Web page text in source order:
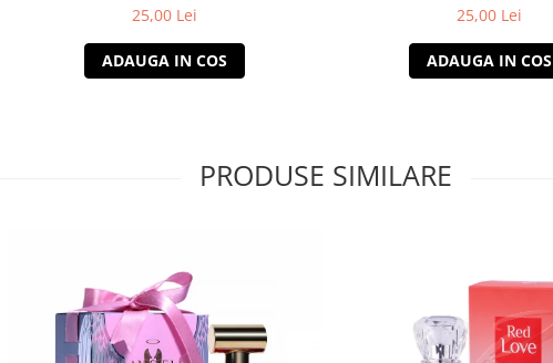
25,00 Lei
ADAUGA IN COS
25,00 Lei
ADAUGA IN COS
PRODUSE SIMILARE